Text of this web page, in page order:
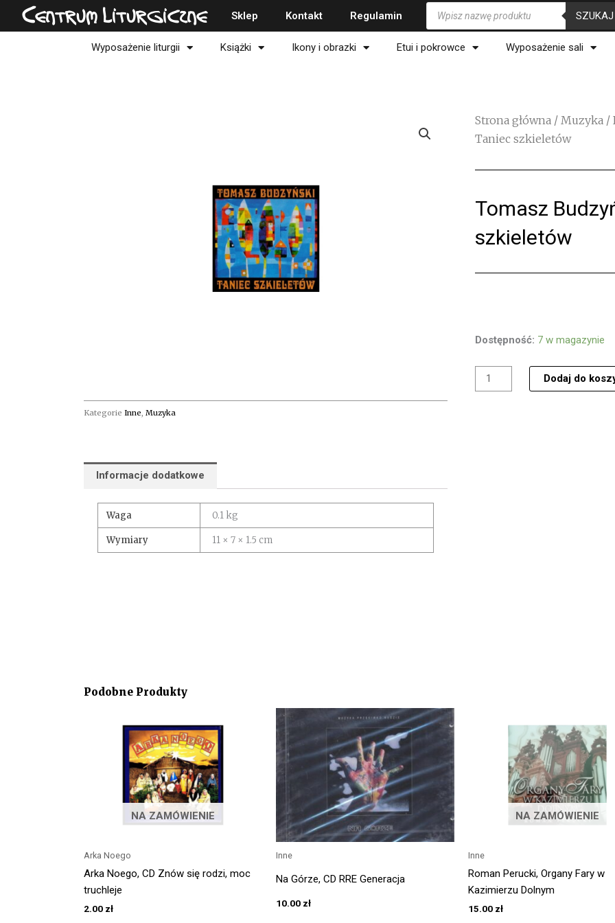
PrzejdźCentrum Liturgiczne Sklep Kontakt Regulamin
Wyszukiwarka
produktów
SZUKAJ
Wyposażenie liturgii Książki Ikony i obrazki Etui i pokrowce Wyposażenie sali
Kategorie Inne, Muzyka
Informacje dodatkowe
Waga 0.1 kg
Wymiary 11 × 7 × 1.5 cm
Strona główna / Muzyka /
Taniec szkieletów
Tomasz
szkieletów
Dostępność: 7 w magazynie
ilość
Budzyński,
Kaseta
Dodaj do
Podobne Produkty
NA ZAMÓWIENIE
Arka Noego
Arka Noego, CD Znów się rodzi, moc
truchleje
2.00 zł
Inne
Na Górze, CD RRE Generacja
10.00 zł
NA ZAMÓWIENIE
Inne
Roman Perucki, Organy Fary w
Kazimierzu Dolnym
15.00 zł